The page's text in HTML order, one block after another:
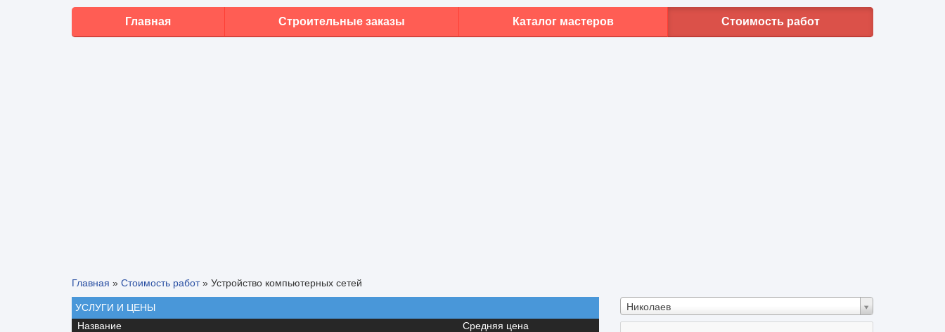
Главная Строительные заказы Каталог мастеров Стоимость работ
Главная » Стоимость работ» Устройство компьютерных сетей
Николаев
УСЛУГИ И ЦЕНЫ
Название
Средняя цена